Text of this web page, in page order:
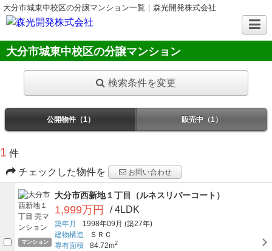
大分市城東中校区の分譲マンション一覧｜森光開発株式会社
大分市城東中校区の分譲マンション
検索条件を変更
公開物件（1） 販売中（1）
1 件
チェックした物件を
お問い合わせ
マンション
大分市西新地１丁目（ルネスリバーコート）
1,999万円 / 4LDK
築年月 1998年09月 (築27年)
建物構造
ＳＲＣ
専有面積
84.72m2